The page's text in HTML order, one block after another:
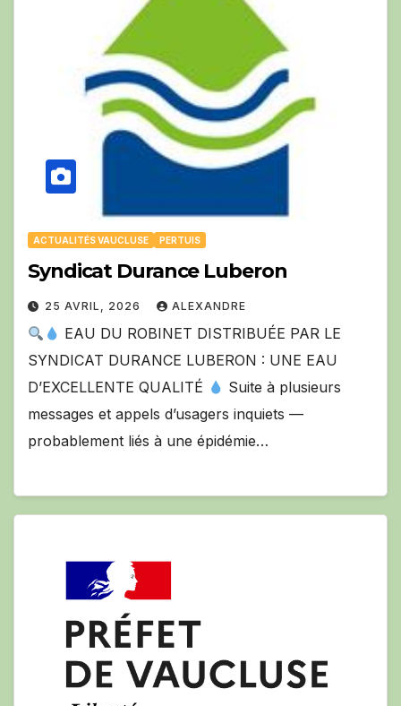
ACTUALITÉS VAUCLUSE PERTUIS
Syndicat Durance Luberon
25 AVRIL, 2026 ALEXANDRE
EAU DU ROBINET DISTRIBUÉE PAR LE
SYNDICAT DURANCE LUBERON : UNE EAU
D’EXCELLENTE QUALITÉ
Suite à plusieurs
messages et appels d’usagers inquiets —
probablement liés à une épidémie…